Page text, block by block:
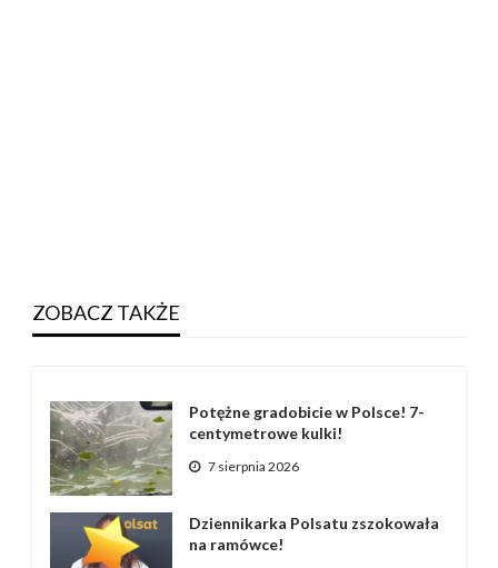
ZOBACZ TAKŻE
Potężne gradobicie w Polsce! 7-
centymetrowe kulki!
7 sierpnia 2026
Dziennikarka Polsatu zszokowała
na ramówce!